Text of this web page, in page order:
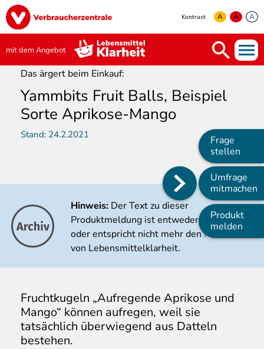
Direkt
zum
Inhalt
Image
Kontrast A A A
mit dem Angebot
Main
navigation
Frage
stellen
Umfrage
mitmachen
Produkt
melden
Das ärgert beim Einkauf:
Yammbits Fruit Balls, Beispiel
Sorte Aprikose-Mango
Stand: 24.2.2021
Hinweis: Der Text zu dieser
Produktmeldung ist entweder veraltet
oder entspricht nicht mehr den Kriterien
von Lebensmittelklarheit.
Fruchtkugeln „Aufregende Aprikose und
Mango“ können aufregen, weil sie
tatsächlich überwiegend aus Datteln
bestehen.